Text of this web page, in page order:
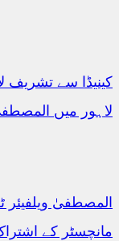
کینیڈا سے تشریف
لاہور میں
المصطفیٰ ویلفیئر
مانچسٹر کے اشتراک سے 450